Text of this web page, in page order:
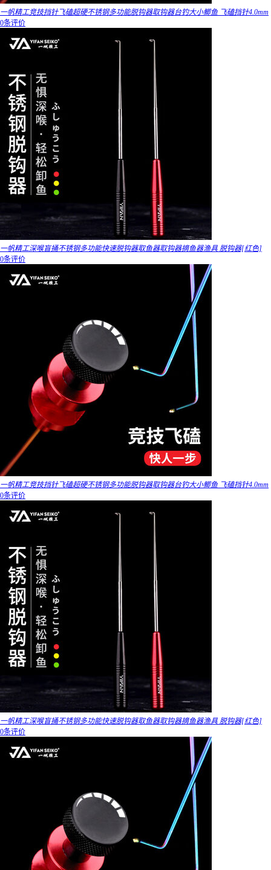
一帆精工竞技挡针飞磕超硬不锈钢多功能脱钩器取钩器台钓大小鲫鱼 飞磕挡针4.0mm
0条评价
一帆精工深喉盲捅不锈钢多功能快速脱钩器取鱼器取钩器摘鱼器渔具 脱钩器[红色]
0条评价
一帆精工竞技挡针飞磕超硬不锈钢多功能脱钩器取钩器台钓大小鲫鱼 飞磕挡针4.0mm
0条评价
一帆精工深喉盲捅不锈钢多功能快速脱钩器取鱼器取钩器摘鱼器渔具 脱钩器[红色]
0条评价